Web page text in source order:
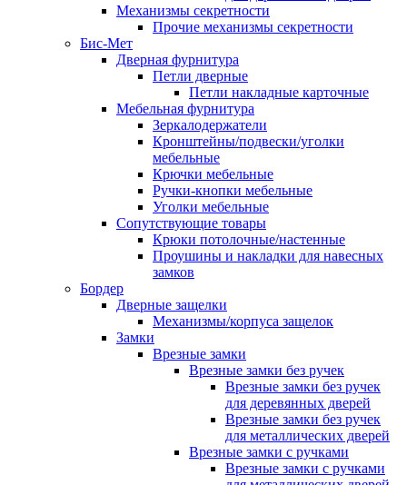
Механизмы секретности
Прочие механизмы секретности
Бис-Мет
Дверная фурнитура
Петли дверные
Петли накладные карточные
Мебельная фурнитура
Зеркалодержатели
Кронштейны/подвески/уголки
мебельные
Крючки мебельные
Ручки-кнопки мебельные
Уголки мебельные
Сопутствующие товары
Крюки потолочные/настенные
Проушины и накладки для навесных
замков
Бордер
Дверные защелки
Механизмы/корпуса защелок
Замки
Врезные замки
Врезные замки без ручек
Врезные замки без ручек
для деревянных дверей
Врезные замки без ручек
для металлических дверей
Врезные замки с ручками
Врезные замки с ручками